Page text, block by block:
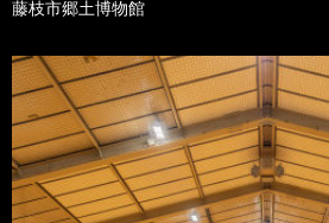
藤枝市郷土博物館